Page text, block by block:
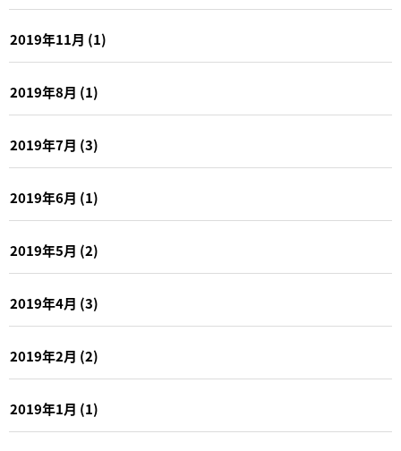
2019年11月 (1)
2019年8月 (1)
2019年7月 (3)
2019年6月 (1)
2019年5月 (2)
2019年4月 (3)
2019年2月 (2)
2019年1月 (1)